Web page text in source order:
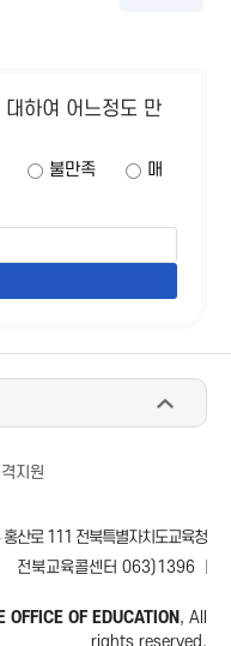
하여 어느정도 만
불만족
매
지원
산로 111 전북특별자치도교육청
전북교육콜센터 063)1396
OFFICE OF EDUCATION, All
rights reserved.